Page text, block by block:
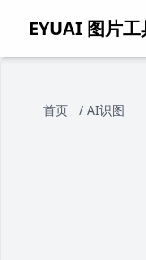
EYUAI 图片工
首页 / AI识图